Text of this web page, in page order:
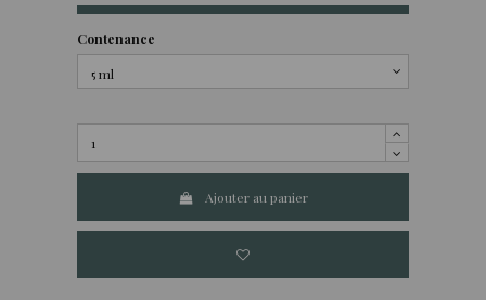
Contenance
Ajouter au panier